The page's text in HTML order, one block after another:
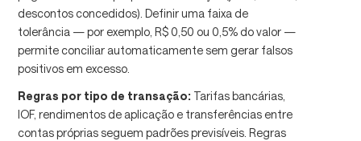
descontos concedidos). Definir uma faixa de
tolerância — por exemplo, R$ 0,50 ou 0,5% do valor —
permite conciliar automaticamente sem gerar falsos
positivos em excesso.
Regras por tipo de transação: Tarifas bancárias,
IOF, rendimentos de aplicação e transferências entre
contas próprias seguem padrões previsíveis. Regras